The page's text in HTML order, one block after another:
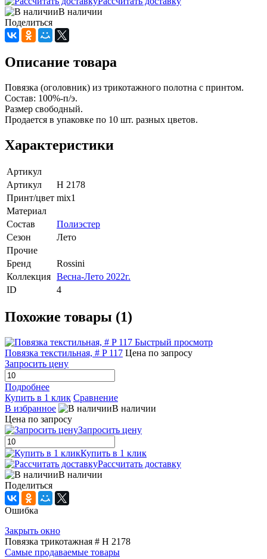
В наличии
Поделиться
Описание товара
Повязка (оголовник) из трикотажного полотна с принтом.
Состав: 100%-п/э.
Размер свободный.
Продается в упаковке по 10 шт. разных цветов.
Характеристики
Артикул
Артикул
H 2178
Принт/цвет mix1
Материал
Состав
Полиэстер
Сезон
Лето
Прочие
Бренд
Rossini
Коллекция Весна-Лето 2022г.
ID
4
Похожие товары (1)
Быстрый просмотр
Повязка текстильная, # P 117 Цена по запросу
Запросить цену
Подробнее
Купить в 1 клик Сравнение
В избранное
В наличии
Цена по запросу
Запросить цену
Купить в 1 клик
Рассчитать доставку
В наличии
Поделиться
Ошибка
Закрыть окно
Повязка трикотажная # H 2178
Самые продаваемые товары